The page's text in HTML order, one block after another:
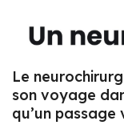
Le
son voyage
qu’un passage